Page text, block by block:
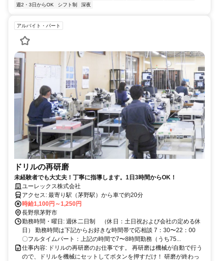
週2・3日からOK
シフト制 深夜
アルバイト・パート
ドリルの再研磨
未経験者でも大丈夫！丁寧に指導します。1日3時間からOK！
ユーレックス株式会社
アクセス: 最寄り駅（茅野駅）から車で約20分
時給1,100円～1,250円
長野県茅野市
勤務時間・曜日: 週休二日制 （休日：土日祝および会社の定める休
日） 勤務時間は下記からお好きな時間帯で応相談 7：30〜22：00
〇フルタイムパート：上記の時間で7〜8時間勤務（うち75...
仕事内容: ドリルの再研磨のお仕事です。 再研磨は機械が自動で行う
ので、ドリルを機械にセットしてボタンを押すだけ！ 研磨が終わっ